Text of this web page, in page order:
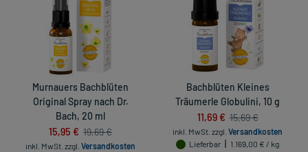
Murnauers Bachblüten
Original Spray nach Dr.
Bach, 20 ml
15,95 € 19,69 €
inkl. MwSt. zzgl. Versandkosten
Bachblüten Kleines
Träumerle Globulini, 10 g
11,69 € 15,69 €
inkl. MwSt. zzgl. Versandkosten
Lieferbar
1.169,00 € / kg